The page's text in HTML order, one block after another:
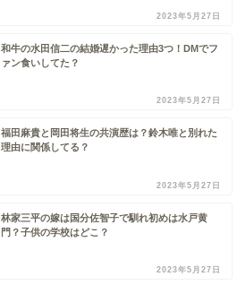
2023年5月27日
和牛の水田信二の結婚遅かった理由3つ！DMでフ
ァン食いしてた？
2023年5月27日
福田麻貴と岡田将生の共演歴は？鈴木唯と別れた
理由に関係してる？
2023年5月27日
林家三平の嫁は国分佐智子で馴れ初めは水戸黄
門？子供の学校はどこ？
2023年5月27日